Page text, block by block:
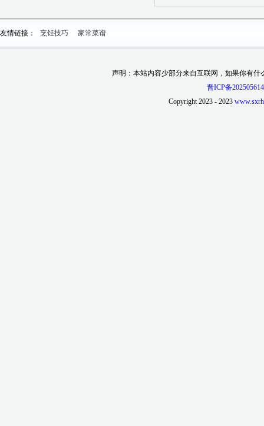
友情链接： 烹饪技巧 家常菜谱
声明：本站内容少部分来自互联网，如果你有
晋ICP备
Copyright 2023 - 2023